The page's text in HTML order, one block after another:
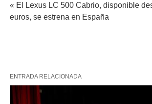
« El Lexus LC 500 Cabrio, disponible
euros, se estrena en España
ENTRADA RELACIONADA